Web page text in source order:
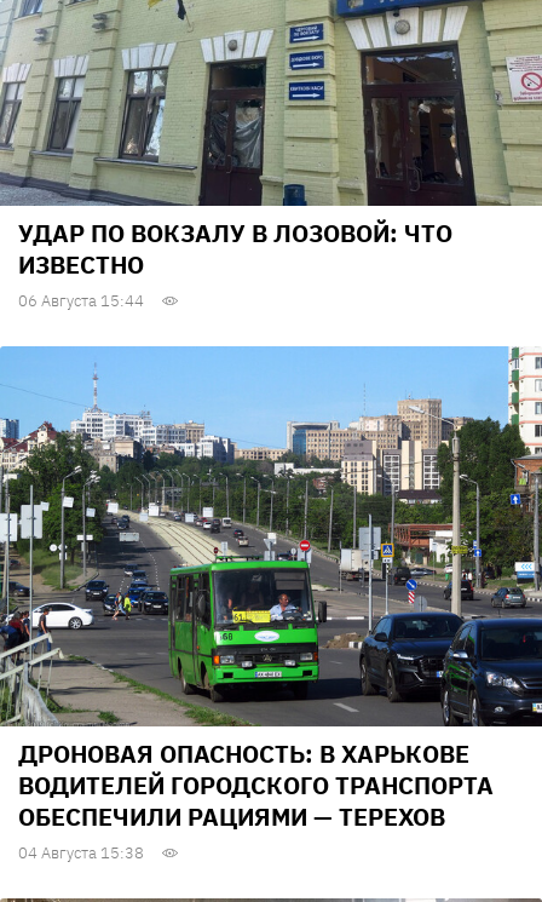
УДАР ПО ВОКЗАЛУ В ЛОЗОВОЙ: ЧТО
ИЗВЕСТНО
06 Августа 15:44
ДРОНОВАЯ ОПАСНОСТЬ: В ХАРЬКОВЕ
ВОДИТЕЛЕЙ ГОРОДСКОГО ТРАНСПОРТА
ОБЕСПЕЧИЛИ РАЦИЯМИ — ТЕРЕХОВ
04 Августа 15:38